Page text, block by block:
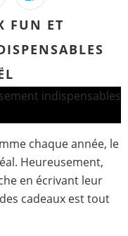
FUN ET
chaque année, le
Heureusement,
en écrivant leur
cadeaux est tout